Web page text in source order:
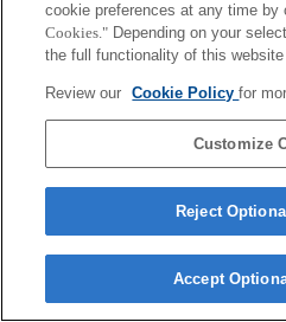
Accesorios
Según el país o la región,
los productos mostrados
cookie preferences at any time by
Cookies." Depending on your
the full functionality of this
Review our Cookie Policyfor
Customize
Reject
Accept